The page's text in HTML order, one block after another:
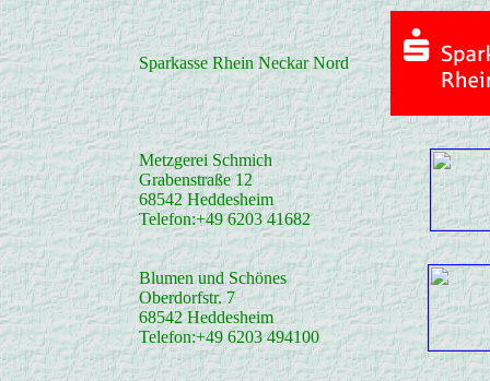
Sparkasse Rhein Neckar Nord
Metzgerei Schmich
Grabenstraße 12
68542 Heddesheim
Telefon:+49 6203 41682
Blumen und Schönes
Oberdorfstr. 7
68542 Heddesheim
Telefon:+49 6203 494100